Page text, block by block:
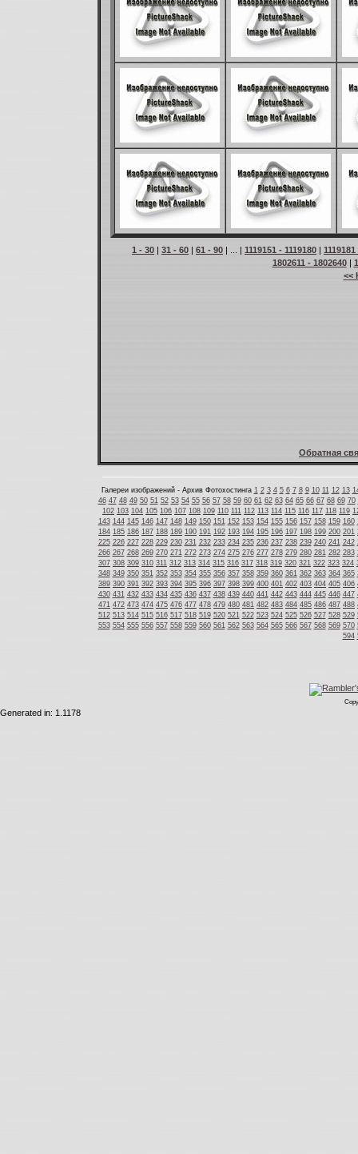
1 - 30 | 31 - 60 | 61 - 90 | ... | 1119151 - 1119180 | 1119181
1802611 - 1802640|
<<
Обратная
Галереи изображений - Архив Фотохостинга 1 2 3 4 5 6 7 8 9 10 11 12 13
46 47 48 49 50 51 52 53 54 55 56 57 58 59 60 61 62 63 64 65 66 67 68 69 70
102 103 104 105 106 107 108 109 110 111 112 113 114 115 116 117 118 119
143 144 145 146 147 148 149 150 151 152 153 154 155 156 157 158 159 160
184 185 186 187 188 189 190 191 192 193 194 195 196 197 198 199 200 201
225 226 227 228 229 230 231 232 233 234 235 236 237 238 239 240 241 242
266 267 268 269 270 271 272 273 274 275 276 277 278 279 280 281 282 283
307 308 309 310 311 312 313 314 315 316 317 318 319 320 321 322 323 324
348 349 350 351 352 353 354 355 356 357 358 359 360 361 362 363 364 365
389 390 391 392 393 394 395 396 397 398 399 400 401 402 403 404 405 406
430 431 432 433 434 435 436 437 438 439 440 441 442 443 444 445 446 447
471 472 473 474 475 476 477 478 479 480 481 482 483 484 485 486 487 488
512 513 514 515 516 517 518 519 520 521 522 523 524 525 526 527 528 529
553 554 555 556 557 558 559 560 561 562 563 564 565 566 567 568 569 570
594
Generated in: 1.1178